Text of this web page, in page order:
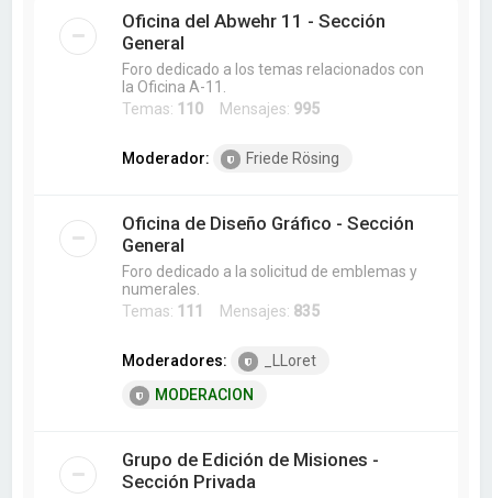
Oficina del Abwehr 11 - Sección
General
Foro dedicado a los temas relacionados con
la Oficina A-11.
Temas: 110 Mensajes: 995
Moderador: Friede Rösing
Oficina de Diseño Gráfico - Sección
General
Foro dedicado a la solicitud de emblemas y
numerales.
Temas: 111 Mensajes: 835
Moderadores:
_LLoret
MODERACION
Grupo de Edición de Misiones -
Sección Privada